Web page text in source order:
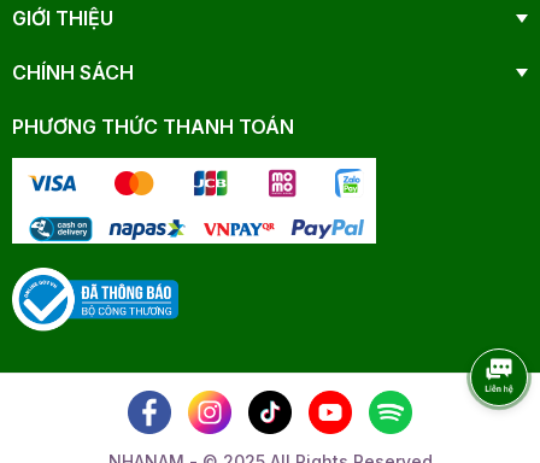
GIỚI THIỆU
CHÍNH SÁCH
PHƯƠNG THỨC THANH TOÁN